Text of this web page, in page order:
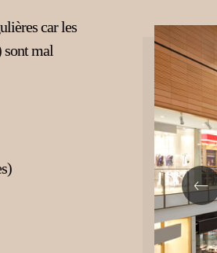
car les
sont mal